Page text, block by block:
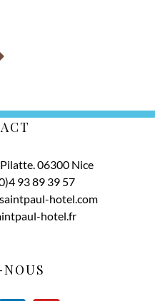
06300 Nice
93 89 39 57
hotel.com
hotel.fr